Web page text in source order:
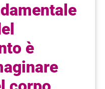
è